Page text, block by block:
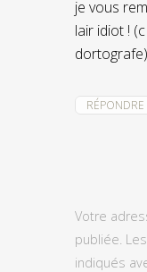
je vous
lair idiot !
RÉPONDRE
Votre
publiée.
indiqués